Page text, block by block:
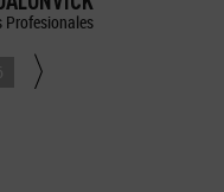
Profesionales